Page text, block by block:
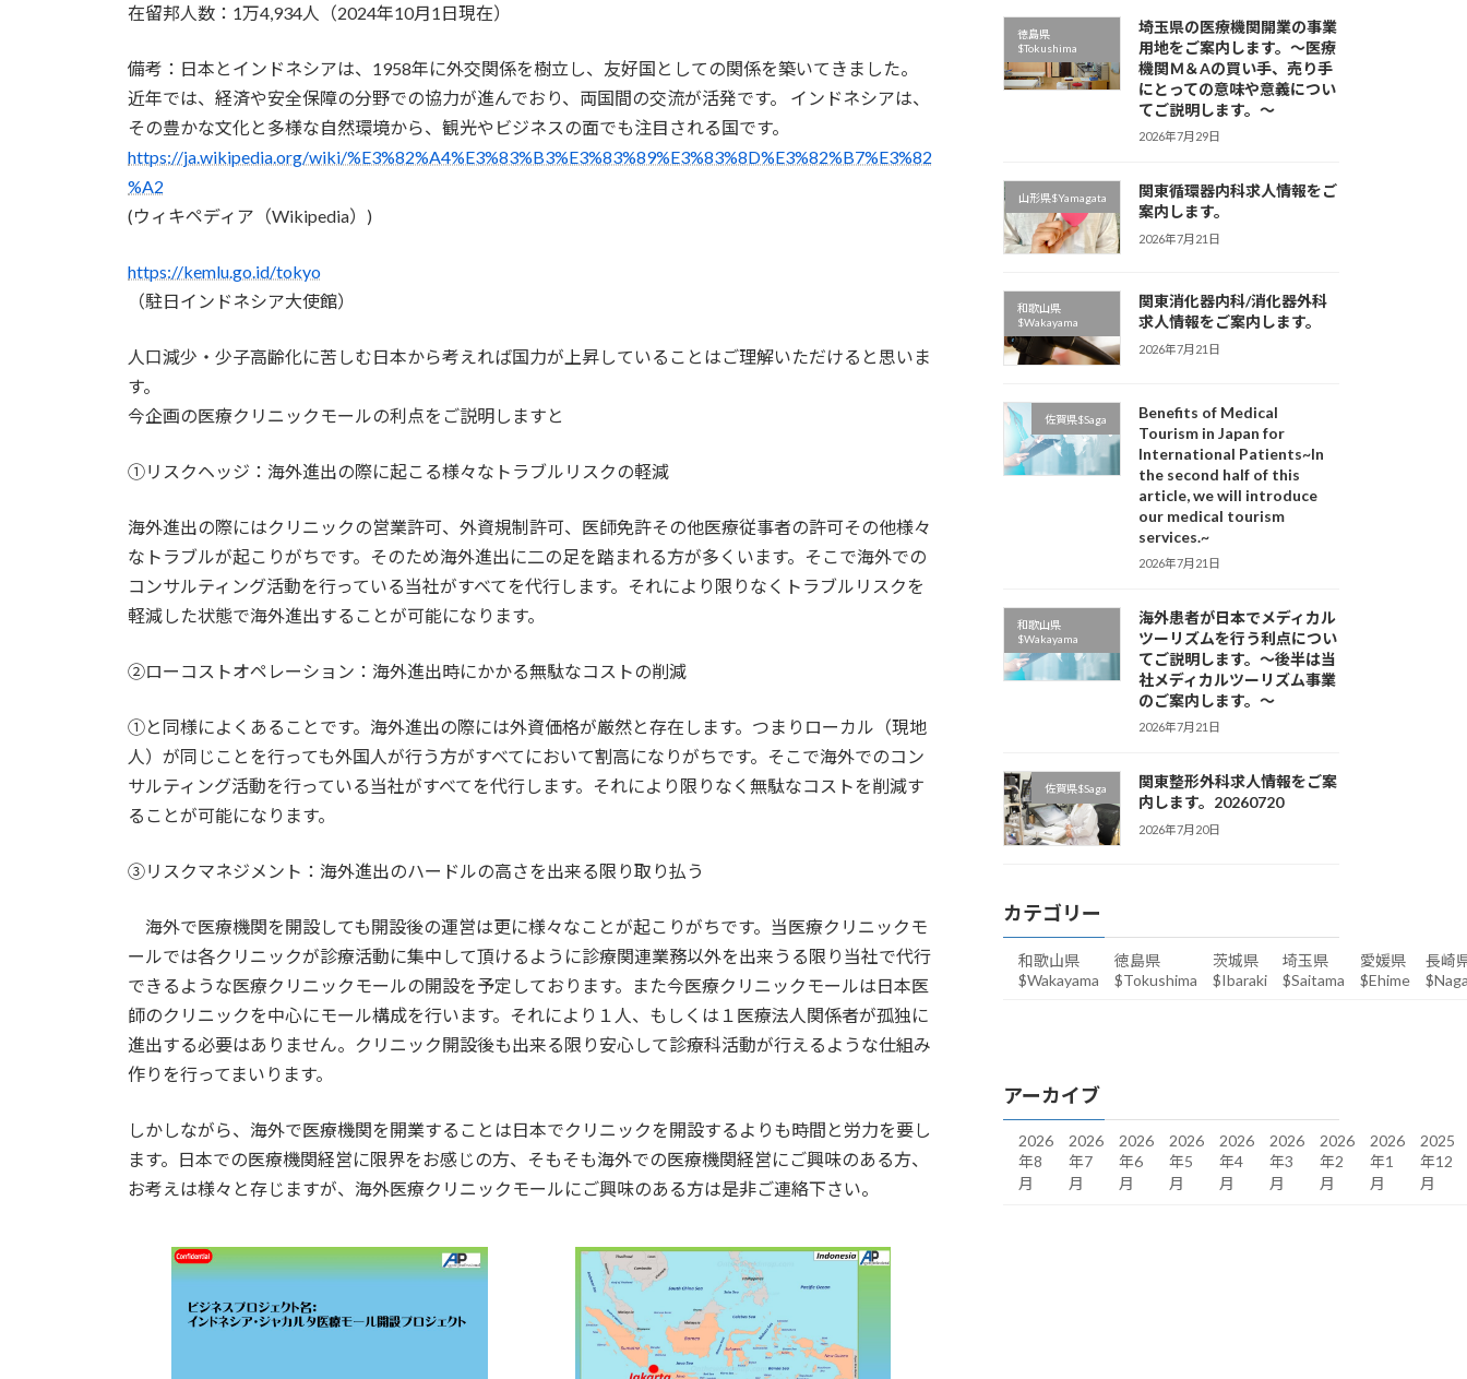
在留邦人数：1万4,934人（2024年10月1日現在）
備考：日本とインドネシアは、1958年に外交関係を樹立し、友好国としての関係を築いてきました。
近年では、経済や安全保障の分野での協力が進んでおり、両国間の交流が活発です。 インドネシアは、
その豊かな文化と多様な自然環境から、観光やビジネスの面でも注目される国です。
https://ja.wikipedia.org/wiki/%E3%82%A4%E3%83%B3%E3%83%89%E3%83%8D%E3%82%B7%E3%82
%A2
(ウィキペディア（Wikipedia）)
https://kemlu.go.id/tokyo
（駐日インドネシア大使館）
人口減少・少子高齢化に苦しむ日本から考えれば国力が上昇していることはご理解いただけると思いま
す。
今企画の医療クリニックモールの利点をご説明しますと
➀リスクヘッジ：海外進出の際に起こる様々なトラブルリスクの軽減
海外進出の際にはクリニックの営業許可、外資規制許可、医師免許その他医療従事者の許可その他様々
なトラブルが起こりがちです。そのため海外進出に二の足を踏まれる方が多くいます。そこで海外での
コンサルティング活動を行っている当社がすべてを代行します。それにより限りなくトラブルリスクを
軽減した状態で海外進出することが可能になります。
②ローコストオペレーション：海外進出時にかかる無駄なコストの削減
➀と同様によくあることです。海外進出の際には外資価格が厳然と存在します。つまりローカル（現地
人）が同じことを行っても外国人が行う方がすべてにおいて割高になりがちです。そこで海外でのコン
サルティング活動を行っている当社がすべてを代行します。それにより限りなく無駄なコストを削減す
ることが可能になります。
③リスクマネジメント：海外進出のハードルの高さを出来る限り取り払う
海外で医療機関を開設しても開設後の運営は更に様々なことが起こりがちです。当医療クリニックモ
ールでは各クリニックが診療活動に集中して頂けるように診療関連業務以外を出来うる限り当社で代行
できるような医療クリニックモールの開設を予定しております。また今医療クリニックモールは日本医
師のクリニックを中心にモール構成を行います。それにより１人、もしくは１医療法人関係者が孤独に
進出する必要はありません。クリニック開設後も出来る限り安心して診療科活動が行えるような仕組み
作りを行ってまいります。
しかしながら、海外で医療機関を開業することは日本でクリニックを開設するよりも時間と労力を要し
ます。日本での医療機関経営に限界をお感じの方、そもそも海外での医療機関経営にご興味のある方、
お考えは様々と存じますが、海外医療クリニックモールにご興味のある方は是非ご連絡下さい。
徳島県
$Tokushima
埼玉県の医療機関開業の事業
用地をご案内します。～医療
機関Ｍ＆Aの買い手、売り手
にとっての意味や意義につい
てご説明します。～
2026年7月29日
山形県$Yamagata
関東循環器内科求人情報をご
案内します。
2026年7月21日
和歌山県
$Wakayama
関東消化器内科/消化器外科
求人情報をご案内します。
2026年7月21日
佐賀県$Saga
Benefits of Medical
Tourism in Japan for
International Patients~In
the second half of this
article, we will introduce
our medical tourism
services.~
2026年7月21日
和歌山県
$Wakayama
海外患者が日本でメディカル
ツーリズムを行う利点につい
てご説明します。～後半は当
社メディカルツーリズム事業
のご案内します。～
2026年7月21日
佐賀県$Saga
関東整形外科求人情報をご案
内します。20260720
2026年7月20日
カテゴリー
和歌山県
$Wakayama
徳島県
$Tokushima
茨城県
$Ibaraki
埼玉県
$Saitama
愛媛県
$Ehime
長崎
アーカイブ
2026
年8
月
2026
年7
月
2026
年6
月
2026
年5
月
2026
年4
月
2026
年3
月
2026
年2
月
2026
年1
月
2025
年12
月